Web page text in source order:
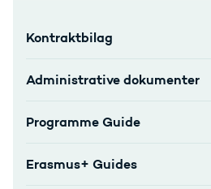
Kontraktbilag
Administrative dokumenter
Programme Guide
Erasmus+ Guides